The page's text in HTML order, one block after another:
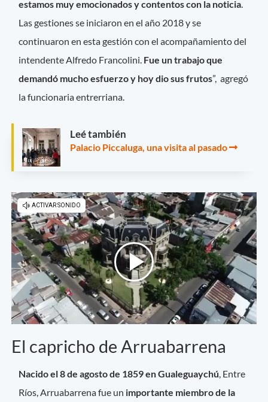
estamos muy emocionados y contentos con la noticia
Las gestiones se iniciaron en el año 2018 y se
continuaron en esta gestión con el acompañamiento del
intendente Alfredo Francolini. Fue un trabajo que
demandó mucho esfuerzo y hoy dio sus frutos”, agregó
la funcionaria entrerriana.
Leé también
Palacio Piccaluga, una visita al pasado
El capricho de Arruabarrena
Nacido el 8 de agosto de 1859 en Gualeguaychú , Entre
Ríos, Arruabarrena fue un importante miembro de la